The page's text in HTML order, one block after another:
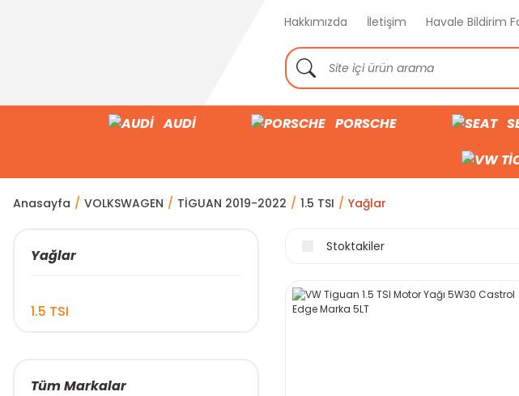
Hakkımızda İletişim Havale Bildirim
AUDİ PORSCHE
Anasayfa VOLKSWAGEN TİGUAN 2019-2022 1.5 TSI Yağlar
Yağlar
1.5 TSI
Tüm Markalar
Stoktakiler